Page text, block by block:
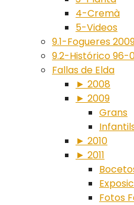
4-Cremà
5-Videos
9.1-Fogueres
9.2-Histórico 96-
Fallas de Elda
► 2008
► 2009
Grans
► 2010
► 2011
Fotos